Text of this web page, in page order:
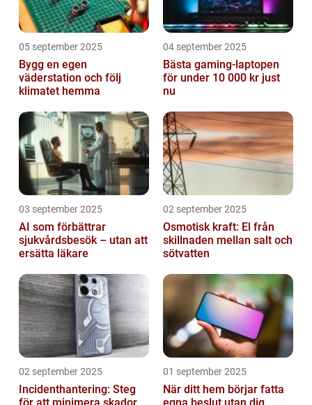
05 september 2025
Bygg en egen
väderstation och följ
klimatet hemma
04 september 2025
Bästa gaming-laptopen
för under 10 000 kr just
nu
03 september 2025
AI som förbättrar
sjukvårdsbesök – utan att
ersätta läkare
02 september 2025
Osmotisk kraft: El från
skillnaden mellan salt och
sötvatten
02 september 2025
Incidenthantering: Steg
01 september 2025
När ditt hem börjar fatta